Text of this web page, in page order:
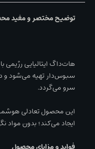
توضیح مختصر و مفید
سبوس‌دار تهیه می‌شود و
سرو می‌گردد.
این محصول تعادلی
ایجاد می‌کند؛ بدون مواد